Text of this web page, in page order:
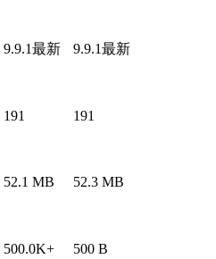
9.9.1最新 9.9.1最新
191
191
52.1 MB 52.3 MB
500.0K+
500 B